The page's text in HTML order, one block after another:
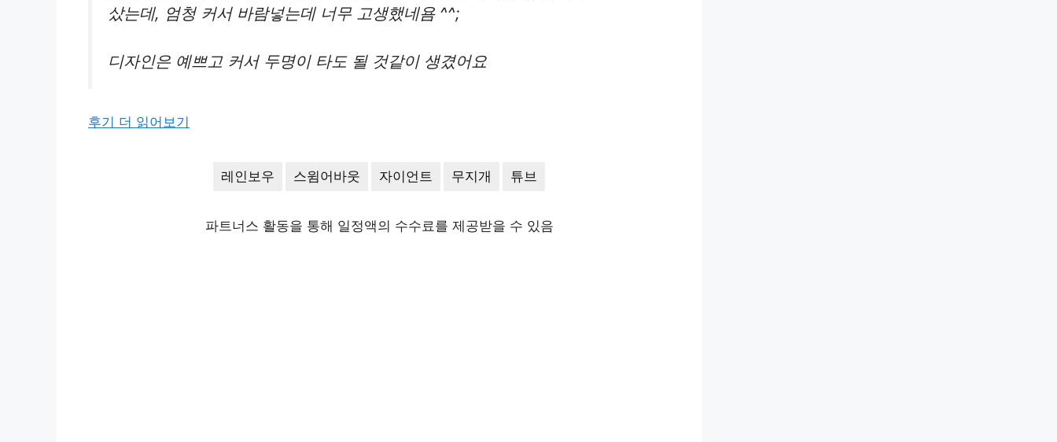
샀는데, 엄청 커서 바람넣는데 너무 고생했네욤 ^^;
디자인은 예쁘고 커서 두명이 타도 될 것같이 생겼어요
후기 더 읽어보기
레인보우 스윔어바웃 자이언트 무지개 튜브